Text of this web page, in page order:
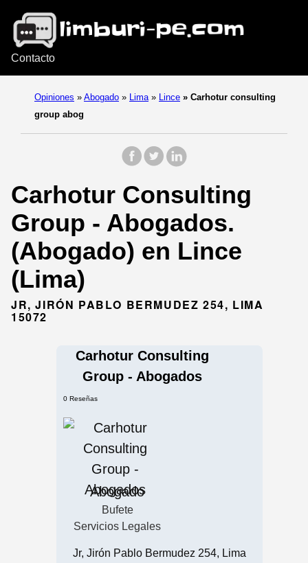
Contacto
Opiniones » Abogado » Lima » Lince » Carhotur consulting
group abog
Carhotur Consulting
Group - Abogados.
(Abogado) en Lince
(Lima)
JR, JIRÓN PABLO BERMUDEZ 254, LIMA
15072
Carhotur Consulting
Group - Abogados
0 Reseñas
Abogado
Bufete
Servicios Legales
Jr, Jirón Pablo Bermudez 254, Lima